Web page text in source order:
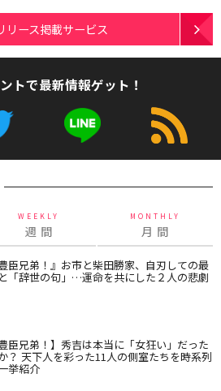
リース掲載サービス
トで最新情報ゲット！
WEEKLY
週 間
MONTHLY
月 間
豊臣兄弟！』お市と柴田勝家、自刃しての最
「辞世の句」…運命を共にした２人の悲劇
豊臣兄弟！】秀吉は本当に「女狂い」だった
？ 天下人を彩った11人の側室たちを時系列
挙紹介